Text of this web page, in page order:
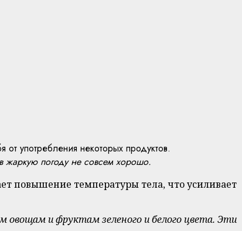
употребления некоторых продуктов.
жаркую погоду не совсем хорошо.
повышение температуры тела, что усиливает
и фруктам зеленого и белого цвета. Эти